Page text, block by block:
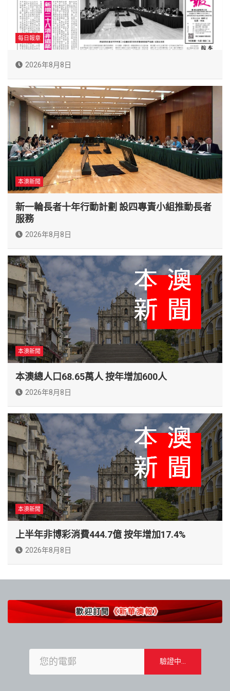
每日報章
2026年8月8日
本澳新聞
新一輪長者十年行動計劃 設四專責小組推動長者
服務
2026年8月8日
本澳新聞
本澳總人口68.65萬人 按年增加600人
2026年8月8日
本澳新聞
上半年非博彩消費444.7億 按年增加17.4%
2026年8月8日